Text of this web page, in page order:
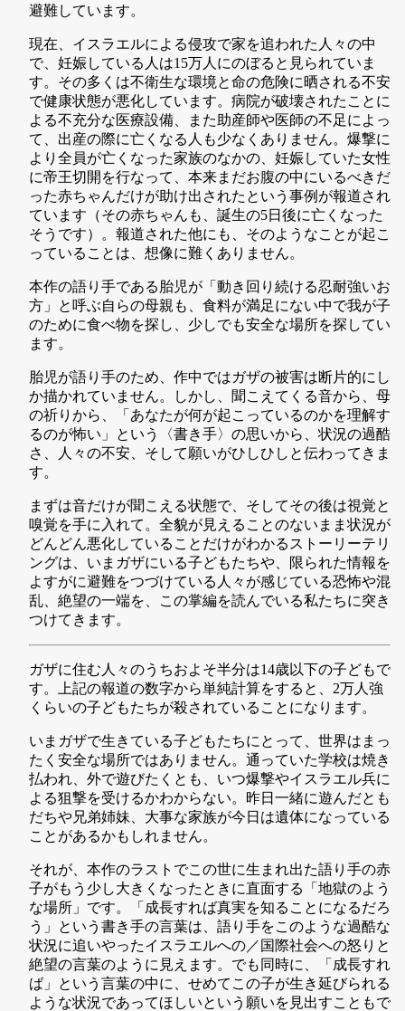
避難しています。
現在、イスラエルによる侵攻で家を追われた人々の中
で、妊娠している人は15万人にのぼると見られていま
す。その多くは不衛生な環境と命の危険に晒される不安
で健康状態が悪化しています。病院が破壊されたことに
よる不充分な医療設備、また助産師や医師の不足によっ
て、出産の際に亡くなる人も少なくありません。爆撃に
より全員が亡くなった家族のなかの、妊娠していた女性
に帝王切開を行なって、本来まだお腹の中にいるべきだ
った赤ちゃんだけが助け出されたという事例が報道され
ています（その赤ちゃんも、誕生の5日後に亡くなった
そうです）。報道された他にも、そのようなことが起こ
っていることは、想像に難くありません。
本作の語り手である胎児が「動き回り続ける忍耐強いお
方」と呼ぶ自らの母親も、食料が満足にない中で我が子
のために食べ物を探し、少しでも安全な場所を探してい
ます。
胎児が語り手のため、作中ではガザの被害は断片的にし
か描かれていません。しかし、聞こえてくる音から、母
の祈りから、「あなたが何が起こっているのかを理解す
るのが怖い」という〈書き手〉の思いから、状況の過酷
さ、人々の不安、そして願いがひしひしと伝わってきま
す。
まずは音だけが聞こえる状態で、そしてその後は視覚と
嗅覚を手に入れて。全貌が見えることのないまま状況が
どんどん悪化していることだけがわかるストーリーテリ
ングは、いまガザにいる子どもたちや、限られた情報を
よすがに避難をつづけている人々が感じている恐怖や混
乱、絶望の一端を、この掌編を読んでいる私たちに突き
つけてきます。
ガザに住む人々のうちおよそ半分は14歳以下の子どもで
す。上記の報道の数字から単純計算をすると、2万人強
くらいの子どもたちが殺されていることになります。
いまガザで生きている子どもたちにとって、世界はまっ
たく安全な場所ではありません。通っていた学校は焼き
払われ、外で遊びたくとも、いつ爆撃やイスラエル兵に
よる狙撃を受けるかわからない。昨日一緒に遊んだとも
だちや兄弟姉妹、大事な家族が今日は遺体になっている
ことがあるかもしれません。
それが、本作のラストでこの世に生まれ出た語り手の赤
子がもう少し大きくなったときに直面する「地獄のよう
な場所」です。「成長すれば真実を知ることになるだろ
う」という書き手の言葉は、語り手をこのような過酷な
状況に追いやったイスラエルへの／国際社会への怒りと
絶望の言葉のように見えます。でも同時に、「成長すれ
ば」という言葉の中に、せめてこの子が生き延びられる
ような状況であってほしいという願いを見出すこともで